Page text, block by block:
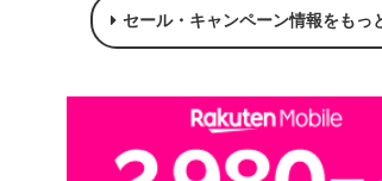
セール・キャンペーン情報をもっ